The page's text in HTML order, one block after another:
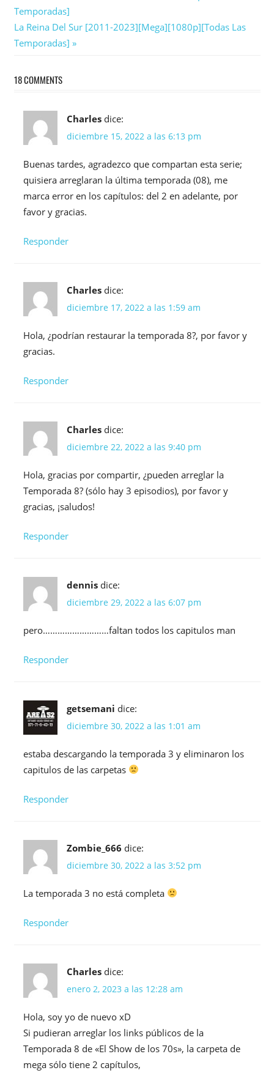
de
entradas
Post:
Temporadas]
Next
Post:
La Reina Del Sur [2011-2023][Mega][1080p][Todas Las
Temporadas]
18 COMMENTS
Charles dice:
diciembre 15, 2022 a las 6:13 pm
Buenas tardes, agradezco que compartan esta serie;
quisiera arreglaran la última temporada (08), me
marca error en los capítulos: del 2 en adelante, por
favor y gracias.
Responder
Charles dice:
diciembre 17, 2022 a las 1:59 am
Hola, ¿podrían restaurar la temporada 8?, por favor y
gracias.
Responder
Charles dice:
diciembre 22, 2022 a las 9:40 pm
Hola, gracias por compartir, ¿pueden arreglar la
Temporada 8? (sólo hay 3 episodios), por favor y
gracias, ¡saludos!
Responder
dennis dice:
diciembre 29, 2022 a las 6:07 pm
pero………………………faltan todos los capitulos man
Responder
getsemani dice:
diciembre 30, 2022 a las 1:01 am
estaba descargando la temporada 3 y eliminaron los
capitulos de las carpetas
Responder
Zombie_666 dice:
diciembre 30, 2022 a las 3:52 pm
La temporada 3 no está completa
Responder
Charles dice:
enero 2, 2023 a las 12:28 am
Hola, soy yo de nuevo xD
Si pudieran arreglar los links públicos de la
Temporada 8 de «El Show de los 70s», la carpeta de
mega sólo tiene 2 capítulos,